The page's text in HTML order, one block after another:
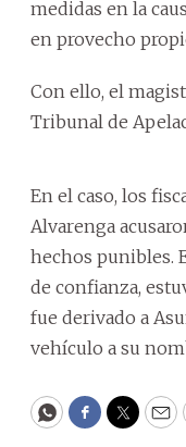
medidas en la
en provecho
Con ello, el
Tribunal de
En el caso, los
Alvarenga
hechos punibles.
de confianza,
fue derivado a
vehículo a su
WhatsApp
Facebook